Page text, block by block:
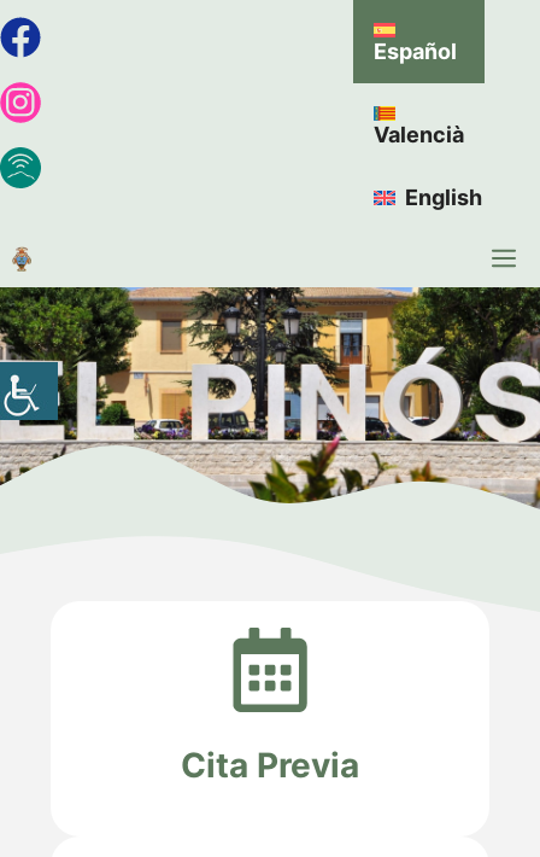
Español
Valencià
English
Cita Previa